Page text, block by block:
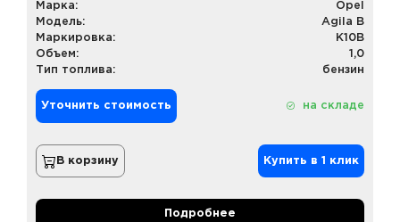
Марка:
Opel
Модель:
Agila B
Маркировка:
K10B
Объем:
1,0
Тип топлива:
бензин
Уточнить стоимость на складе
В корзину Купить в 1 клик
Подробнее